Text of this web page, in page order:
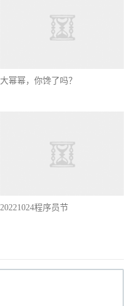
大幂幂，你馋了吗？
20221024程序员节